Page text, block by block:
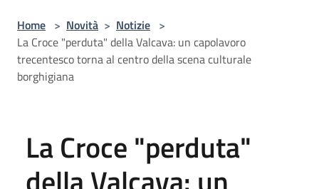
Home > Novità > Notizie >
La Croce "perduta" della Valcava: un capolavoro
trecentesco torna al centro della scena culturale
borghigiana
La Croce "perduta"